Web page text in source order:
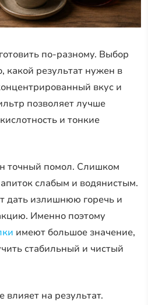
по-разному. Выбор
какой результат нужен в
вкус и
позволяет лучше
и тонкие
точный помол. Слишком
слабым и водянистым.
дать излишнюю горечь и
Именно поэтому
имеют большое значение,
стабильный и чистый
на результат.